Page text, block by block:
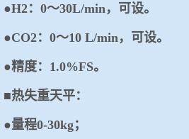
●H2：0～30L/min，可设。
●CO2：0～10 L/min，可设。
●精度：1.0%FS。
■热失重天平：
●量程0-30kg；